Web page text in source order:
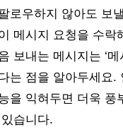
로우하지 않아도 보
메시지 요청을 수락
보내는 메시지는 ‘메
는 점을 알아두세요.
을 익혀두면 더욱 풍
습니다.